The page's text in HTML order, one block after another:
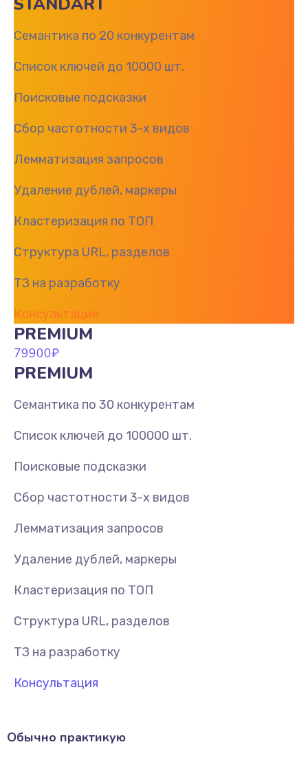
STANDART
Семантика по 20 конкурентам
Список ключей до 10000 шт.
Поисковые подсказки
Сбор частотности 3-х видов
Лемматизация запросов
Удаление дублей, маркеры
Кластеризация по ТОП
Структура URL, разделов
ТЗ на разработку
Консультация
PREMIUM
79900₽
PREMIUM
Семантика по 30 конкурентам
Список ключей до 100000 шт.
Поисковые подсказки
Сбор частотности 3-х видов
Лемматизация запросов
Удаление дублей, маркеры
Кластеризация по ТОП
Структура URL, разделов
ТЗ на разработку
Консультация
Обычно практикую